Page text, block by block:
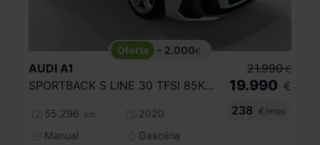
- 2.000€
AUDI A1
SPORTBACK S LINE 30 TFSI 85KW (116CV)
55.296 km
2020
Manual
Gasolina
21.990 €
19.990 €
238
€/mes